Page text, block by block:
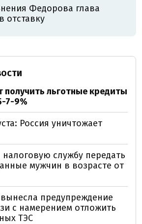
Федорова глава
отставку
получить льготные кредиты
7-9%
Россия уничтожает
службу передать
мужчин в возрасте от
предупреждение
с намерением отложить
ТЭС